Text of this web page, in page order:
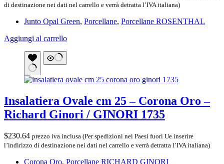
di destinazione nei dati nel carrello e verrà detratta l’IVA italiana)
Junto Opal Green, Porcellane, Porcellane ROSENTHAL
Aggiungi al carrello
Insalatiera Ovale cm 25 – Corona Oro –
Richard Ginori / GINORI 1735
$230.64 prezzo iva inclusa (Per spedizioni nei Paesi fuori Ue inserire
l’indirizzo di destinazione nei dati nel carrello e verrà detratta l’IVA italiana)
Corona Oro, Porcellane RICHARD GINORI